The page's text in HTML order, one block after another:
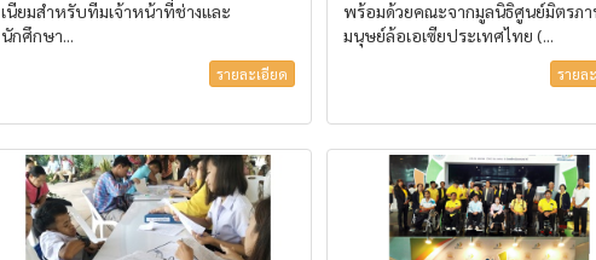
เนียมสำหรับทีมเจ้าหน้าที่ช่างและ
นักศึกษา...
รายละเอียด
พร้อมด้วยคณะจากมูลนิธิศูนย์มิตรภ
มนุษย์ล้อเอเซียประเทศไทย (...
รายล